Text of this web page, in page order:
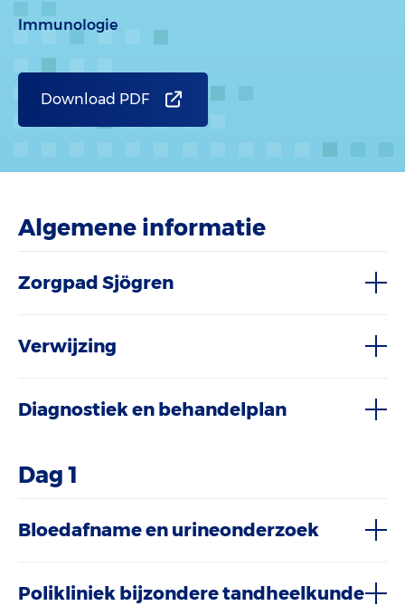
Immunologie
Download PDF
Algemene informatie
Zorgpad Sjögren
Verwijzing
Diagnostiek en behandelplan
Dag 1
Bloedafname en urineonderzoek
Polikliniek bijzondere tandheelkunde